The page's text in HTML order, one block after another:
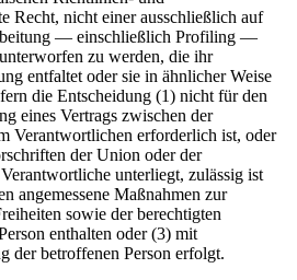
Recht, nicht einer ausschließlich auf
— einschließlich Profiling —
zu werden, die ihr
entfaltet oder sie in ähnlicher Weise
die Entscheidung (1) nicht für den
eines Vertrags zwischen der
Verantwortlichen erforderlich ist, oder
der Union oder der
unterliegt, zulässig ist
angemessene Maßnahmen zur
sowie der berechtigten
enthalten oder (3) mit
der betroffenen Person erfolgt.